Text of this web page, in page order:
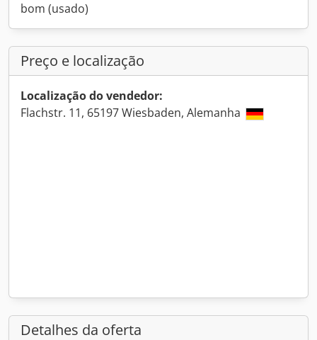
bom (usado)
Preço e localização
Localização do vendedor:
Flachstr. 11, 65197 Wiesbaden, Alemanha
Detalhes da oferta